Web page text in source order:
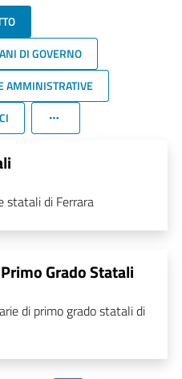
DI GOVERNO
AMMINISTRATIVE
statali di Ferrara
Grado Statali
di primo grado statali di